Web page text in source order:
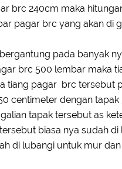
brc 240cm maka
pagar brc yang akan di
bergantung pada banyak
brc 500 lembar maka
tiang pagar brc tersebut
centimeter dengan
tapak tersebut as
biasa nya sudah di
di lubangi untuk mur